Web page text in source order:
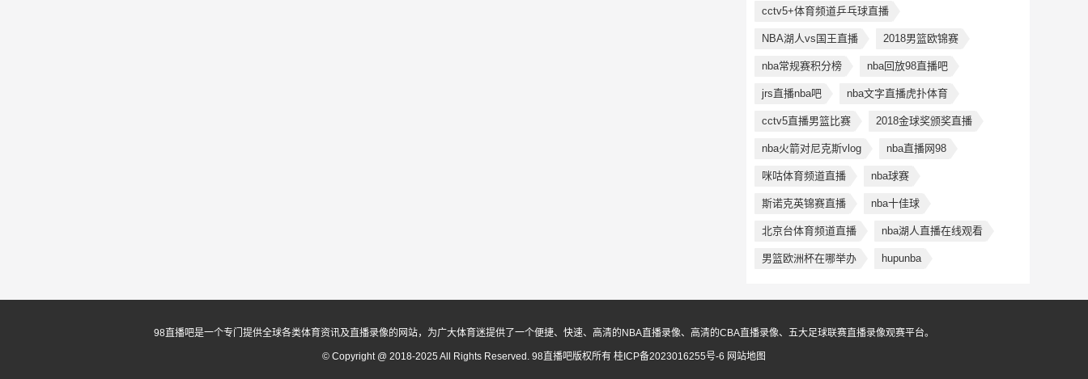
cctv5+体育频道乒乓球直播
NBA湖人vs国王直播 2018男篮欧锦赛
nba常规赛积分榜 nba回放98直播吧
jrs直播nba吧 nba文字直播虎扑体育
cctv5直播男篮比赛 2018金球奖颁奖直播
nba火箭对尼克斯vlog nba直播网98
咪咕体育频道直播 nba球赛
斯诺克英锦赛直播 nba十佳球
北京台体育频道直播 nba湖人直播在线观看
男篮欧洲杯在哪举办 hupunba
98直播吧是一个专门提供全球各类体育资讯及直播录像的网站，为广大体育迷提供了一个便捷、快速、高清的NBA直播录像、高清的CBA直播录像、五大足球联赛直播录像观赛平台。
© Copyright @ 2018-2025 All Rights Reserved. 98直播吧版权所有 桂ICP备2023016255号-6 网站地图